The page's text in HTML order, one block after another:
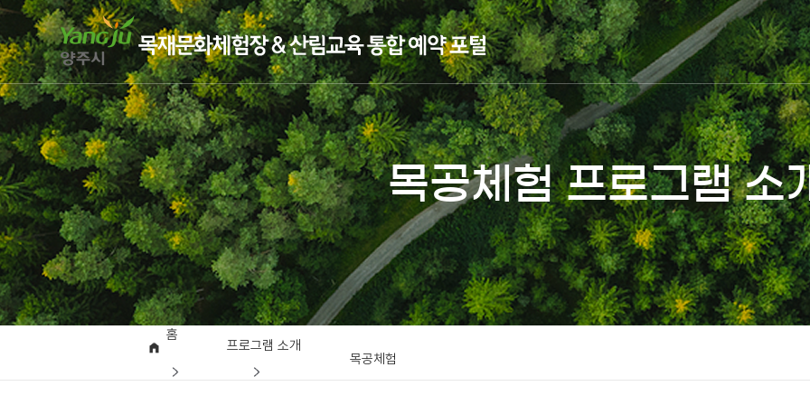
목공체험 프로그램 소
홈
프로그램 소개
목공체험